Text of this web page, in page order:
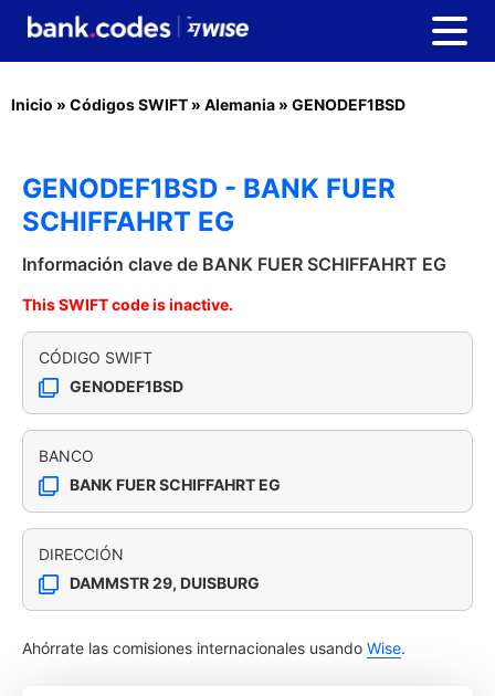
Inicio » Códigos SWIFT » Alemania » GENODEF1BSD
GENODEF1BSD - BANK FUER
SCHIFFAHRT EG
Información clave de BANK FUER SCHIFFAHRT EG
This SWIFT code is inactive.
CÓDIGO SWIFT
GENODEF1BSD
BANCO
BANK FUER SCHIFFAHRT EG
DIRECCIÓN
DAMMSTR 29, DUISBURG
Ahórrate las comisiones internacionales usando Wise.